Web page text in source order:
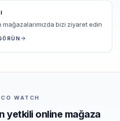
bizi ziyaret edin
WATCH
yetkili online mağaza